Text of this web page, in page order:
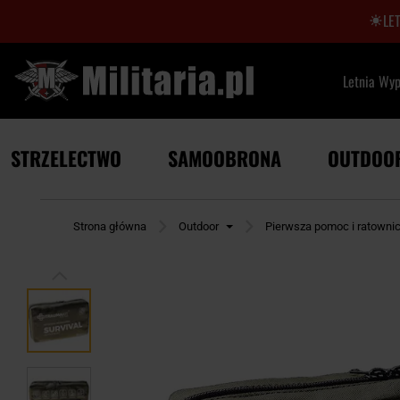
Letnia
STRZELECTWO SAMOOBRONA
Strona główna Outdoor Pierwsza pomoc i